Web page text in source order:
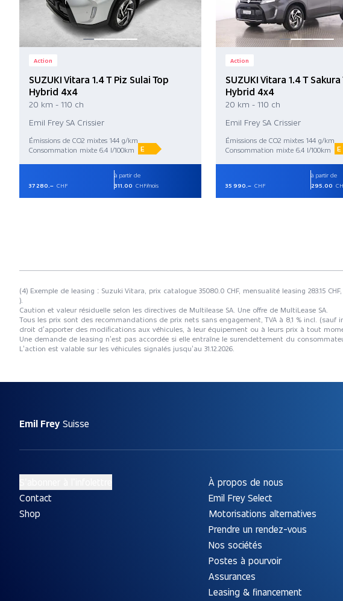
Action
SUZUKI Vitara 1.4 T Piz Sulai Top
Hybrid 4x4
20 km - 110 ch
Emil Frey SA Crissier
Émissions de CO2 mixtes 144 g/km
Consommation mixte 6.4 l/100km
E
37 280.– CHF
à partir de
311.00 CHF/mois
Action
SUZUKI Vitara 1.4 T Sakura
Hybrid 4x4
20 km - 110 ch
Emil Frey SA Crissier
Émissions de CO2 mixtes 144 g/km
Consommation mixte 6.4 l/100km
E
35 990.– CHF
à partir de
295.00
(4) Exemple de leasing : Suzuki Vitara, prix catalogue 35080.0 CHF, mensualité leasing 283.15
).
Caution et valeur résiduelle selon les directives de Multilease SA. Une offre de MultiLease SA.
Tous les prix sont des recommandations de prix nets sans engagement, TVA à 8,1 % incl.
droit d’apporter des modifications aux véhicules, à leur équipement ou à leurs prix à tout
Une demande de leasing n’est pas accordée si elle entraîne le surendettement du
L’action est valable sur les véhicules signalés jusqu’au 31.12.2026.
Emil Frey Suisse
Contact
Shop
À propos de nous
Emil Frey Select
Motorisations alternatives
Prendre un rendez-vous
Nos sociétés
Postes à pourvoir
Assurances
Leasing & financement